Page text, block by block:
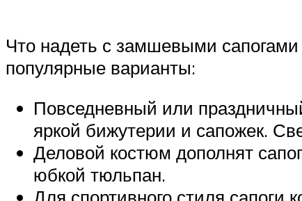
Что надеть с замшевыми сапогами
популярные варианты:
Повседневный или
яркой бижутерии и сапожек.
Деловой костюм дополнят
юбкой тюльпан.
Для спортивного стиля